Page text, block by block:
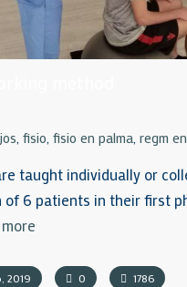
, fisio, fisio en palma, regm
taught individually or
of 6 patients in their first
more
2019 0 1786